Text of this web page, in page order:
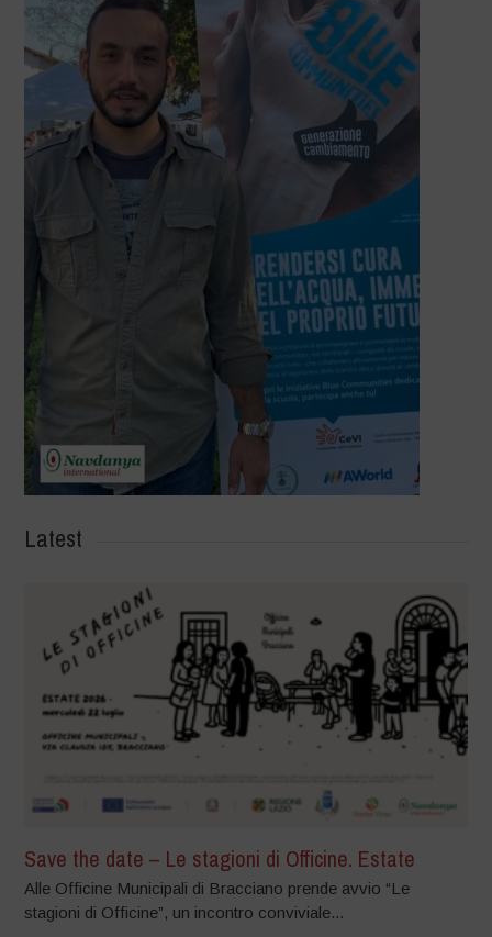
Latest
Save the date – Le stagioni di Officine. Estate
Alle Officine Municipali di Bracciano prende avvio “Le
stagioni di Officine”, un incontro conviviale...